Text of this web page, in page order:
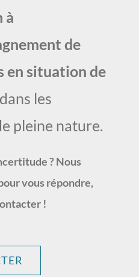
à
de
en situation de
dans les
pleine nature.
? Nous
vous répondre,
!